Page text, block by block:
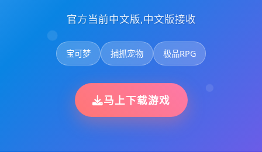
官方当前中文版,中文版接收
宝可梦 捕抓宠物 极品RPG
马上下载游戏